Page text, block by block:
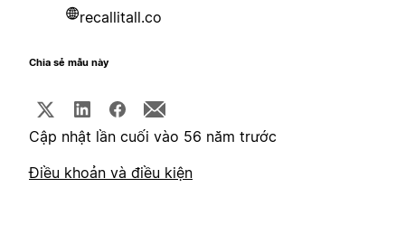
recallitall.co
Chia sẻ mẫu này
Cập nhật lần cuối vào 56 năm trước
Điều khoản và điều kiện